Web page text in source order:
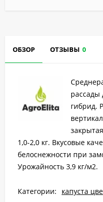
ОБЗОР ОТЗЫВЫ 0
рассады
гибрид.
1,0-2,0 кг. Вкусовые
белоснежности при
Урожайность 3,9 кг/м2.
Категории: капуста